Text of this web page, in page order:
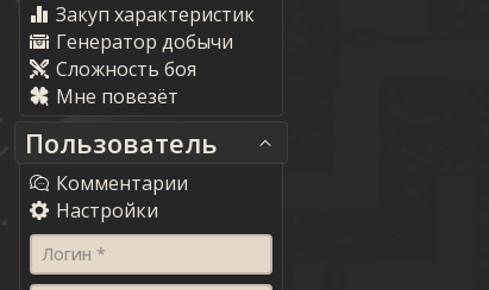
Закуп характеристик
Генератор добычи
Сложность боя
Мне повезёт
Пользователь
Комментарии
Настройки
Логин *